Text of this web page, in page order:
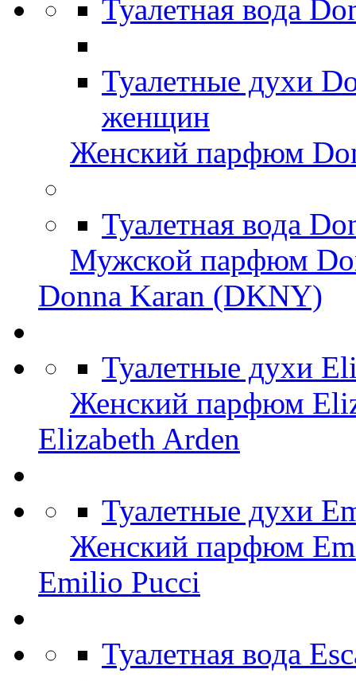
Туалетная вода
Туалетные духи
женщин
Женский парфюм
Туалетная вода
Мужской парфюм
Donna Karan (DKNY)
Туалетные духи
Женский парфюм
Elizabeth Arden
Туалетные духи
Женский парфюм
Emilio Pucci
Туалетная вода